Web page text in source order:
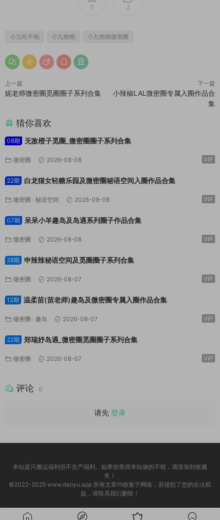
0 2
小九吃不饱 小九饱饱 小九饱饱微密圈
上一篇
妮老师微密圈觅圈圈子系列合集
下一篇
小辣椒LAL微密圈专属入圈作品合
集
猜你喜欢
08期 无敌橙子觅圈_微密圈圈子系列合集
微密圈 2026-08-08 VIP
22期 白龙猫女轻糖乐园及微密圈秘语空间入圈作品合集
微密圈 · 秘语空间 2026-08-08 VIP
07期 呆呆小羊趣岛及岛遇系列圈子作品合集
微密圈 2026-08-08 VIP
28期 申辣辣秘语空间及觅圈圈子系列合集
微密圈 2026-08-07 VIP
12期 温柔苗(苗老师)趣岛及微密圈专属入圈作品合集
微密圈 · 趣岛 2026-08-07 VIP
22期 郑瑞妤岛遇_微密圈觅圈圈子系列合集
微密圈 2026-08-07 VIP
评论 0
请先 登录
本站是只搬运福利但不生产福利。如果你觉得本站做的不错，请添加到收藏
夹！
©2022-2025 www.daoyu.app 所有文章均收集于网络，若侵犯了您的合法权
益，请联系我们删除！